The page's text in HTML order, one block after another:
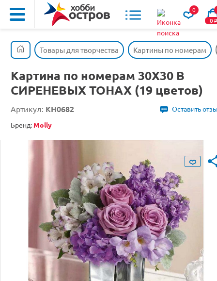
0
0o
Товары для творчества Картины по номерам
Картина по номерам 30Х30 В
СИРЕНЕВЫХ ТОНАХ (19 цветов)
Артикул: KH0682
Оставить
Бренд: Molly